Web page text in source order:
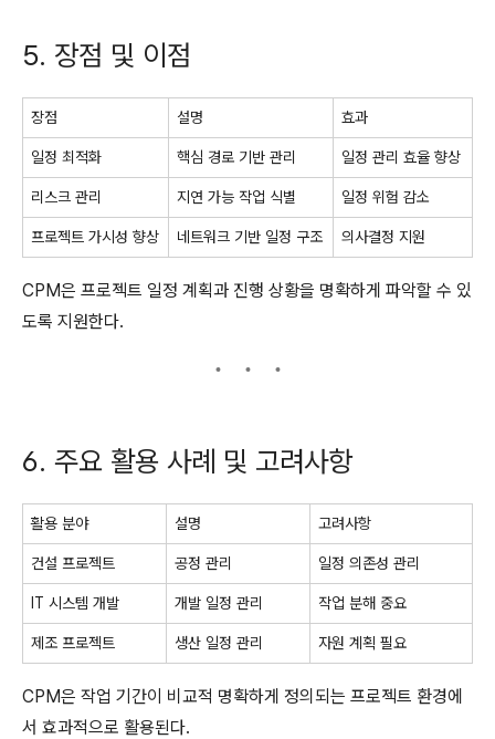
5. 장점 및 이점
장점 설명 효과
일정 최적화 핵심 경로 기반 관리 일정 관리 효율 향상
리스크 관리 지연 가능 작업 식별 일정 위험 감소
프로젝트 가시성 향상 네트워크 기반 일정 구조 의사결정 지원
CPM은 프로젝트 일정 계획과 진행 상황을 명확하게 파악할 수 있
도록 지원한다.
6. 주요 활용 사례 및 고려사항
활용 분야 설명 고려사항
건설 프로젝트 공정 관리 일정 의존성 관리
IT 시스템 개발 개발 일정 관리 작업 분해 중요
제조 프로젝트 생산 일정 관리 자원 계획 필요
CPM은 작업 기간이 비교적 명확하게 정의되는 프로젝트 환경에
서 효과적으로 활용된다.